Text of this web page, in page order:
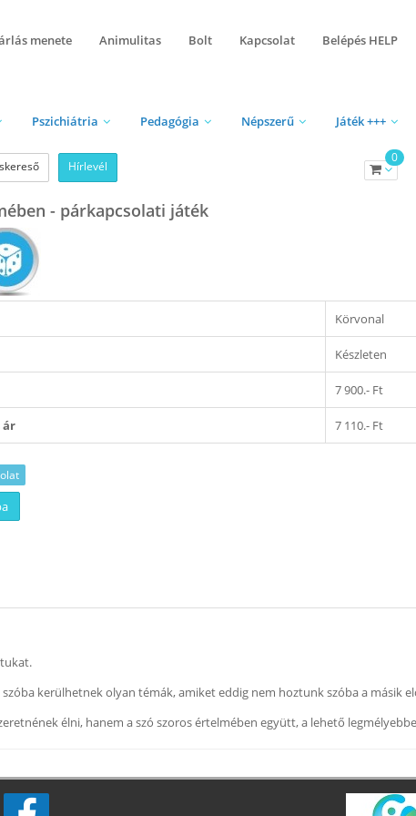
menete Animulitas Bolt Kapcsolat Belépés HELP
Pszichiátria Pedagógia Népszerű Játék +++
Hírlevél
0
- párkapcsolati játék
Körvonal
Készleten
7 900.- Ft
ár 7 110.- Ft
kerülhetnek olyan témák, amiket eddig nem hoztunk szóba a másik
élni, hanem a szó szoros értelmében együtt, a lehető